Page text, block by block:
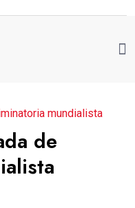
mundialista
de